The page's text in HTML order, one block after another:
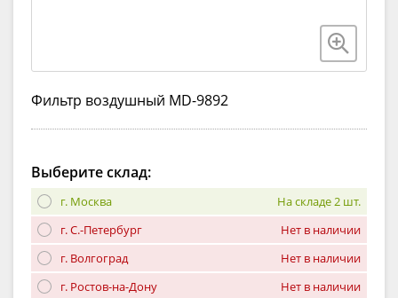
Фильтр воздушный MD-9892
Выберите склад:
г. Москва
На складе 2 шт.
г. С.-Петербург
Нет в наличии
г. Волгоград
Нет в наличии
г. Ростов-на-Дону
Нет в наличии